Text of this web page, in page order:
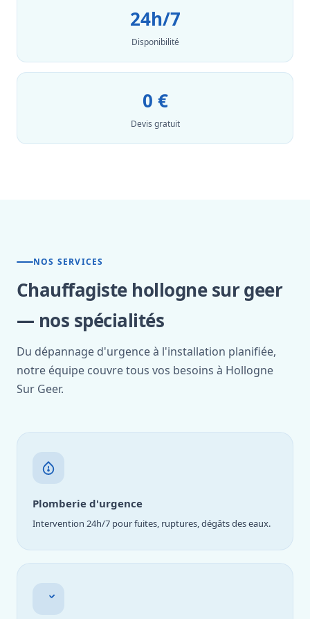
24h/7
Disponibilité
0 €
Devis gratuit
NOS SERVICES
Chauffagiste hollogne sur geer
— nos spécialités
Du dépannage d'urgence à l'installation planifiée,
notre équipe couvre tous vos besoins à Hollogne
Sur Geer.
Plomberie d'urgence
Intervention 24h/7 pour fuites, ruptures, dégâts des eaux.